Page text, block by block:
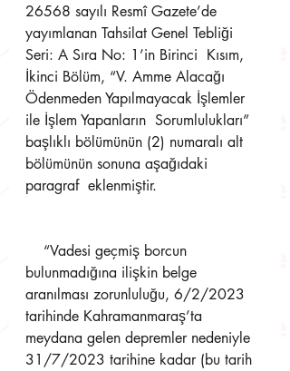
26568 sayılı Resmî Gazete’de
yayımlanan Tahsilat Genel Tebliği
Seri: A Sıra No: 1’in Birinci  Kısım,
İkinci Bölüm, “V. Amme Alacağı
Ödenmeden Yapılmayacak İşlemler
ile İşlem Yapanların  Sorumlulukları”
başlıklı bölümünün (2) numaralı alt
bölümünün sonuna aşağıdaki
paragraf  eklenmiştir.
bulunmadığına ilişkin belge
aranılması zorunluluğu, 6/2/2023
tarihinde Kahramanmaraş’ta
meydana gelen depremler nedeniyle
31/7/2023 tarihine kadar (bu tarih